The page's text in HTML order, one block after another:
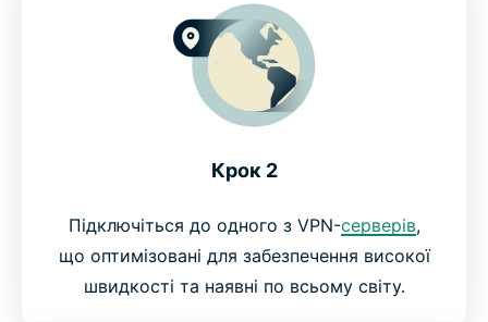
Крок 2
Підключіться до одного з VPN-серверів,
що оптимізовані для забезпечення високої
швидкості та наявні по всьому світу.